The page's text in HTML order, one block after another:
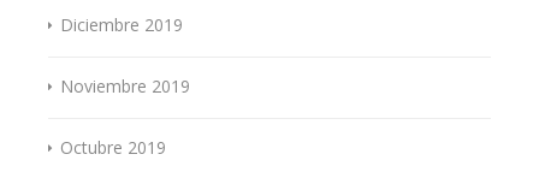
Diciembre 2019
Noviembre 2019
Octubre 2019